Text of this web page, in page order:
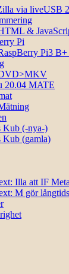
via liveUSB
&
Pi
Pi3
20.04 MATE
Kub (-nya-)
Kub (gamla)
Illa att IF
M gör